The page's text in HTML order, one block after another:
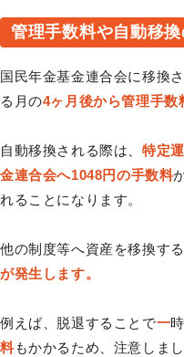
管理手数料や自動移
国民年金基金連合会に移換
る月の4ヶ月後から管理手数
自動移換される際は、 特定
金連合会へ1048円の手数料
れることになります。
他の制度等へ資産を移換する
が発生します。
例えば、脱退することで一
料もかかるため、注意しまし